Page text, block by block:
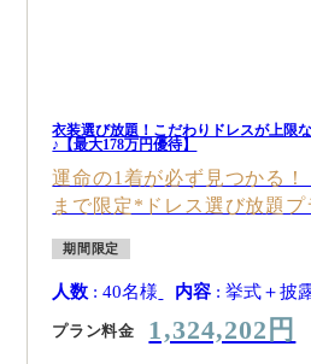
衣装選び放題！こだわりドレスが上限
♪【最大178万円優待】
運命の1着が必ず見つかる！
まで限定*ドレス選び放題プ
期間限定
人数 : 40名様 内容 : 挙式＋披
プラン料金 1,324,202円